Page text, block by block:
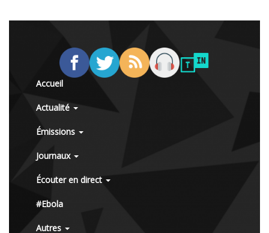
Accueil
Actualité
Émissions
Journaux
Écouter en direct
#Ebola
Autres